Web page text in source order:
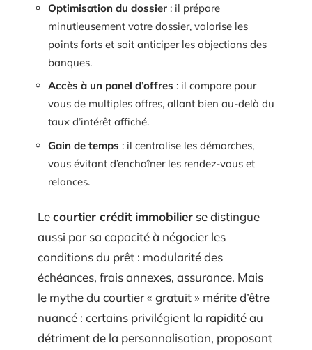
Optimisation du dossier : il prépare
minutieusement votre dossier, valorise les
points forts et sait anticiper les objections des
banques.
Accès à un panel d’offres : il compare pour
vous de multiples offres, allant bien au-delà du
taux d’intérêt affiché.
Gain de temps : il centralise les démarches,
vous évitant d’enchaîner les rendez-vous et
relances.
Lecourtier crédit immobilier se distingue
aussi par sa capacité à négocier les
conditions du prêt : modularité des
échéances, frais annexes, assurance. Mais
le mythe du courtier « gratuit » mérite d’être
nuancé : certains privilégient la rapidité au
détriment de la personnalisation, proposant